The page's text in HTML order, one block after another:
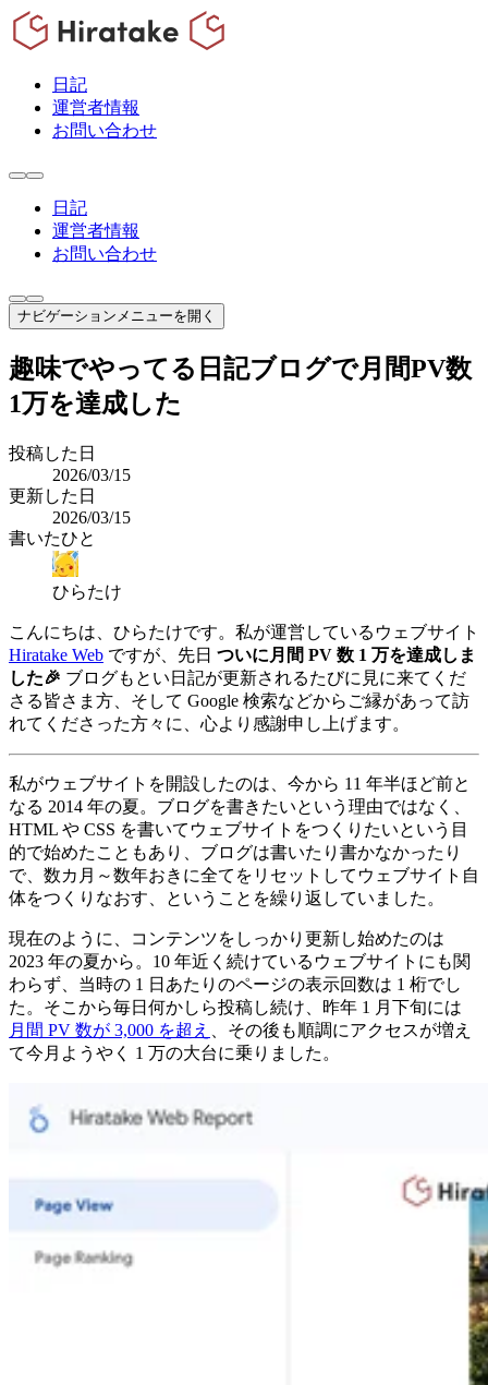
日記
運営者情報
お問い合わせ
日記
運営者情報
お問い合わせ
ナビゲーションメニューを開く
趣味でやってる日記ブログで月間PV数
1万を達成した
投稿した日
2026/03/15
更新した日
2026/03/15
書いたひと
ひらたけ
こんにちは、ひらたけです。私が運営しているウェブサイト
Hiratake Web ですが、先日 ついに月間 PV 数 1 万を達成しま
した🎉 ブログもとい日記が更新されるたびに見に来てくだ
さる皆さま方、そして Google 検索などからご縁があって訪
れてくださった方々に、心より感謝申し上げます。
私がウェブサイトを開設したのは、今から 11 年半ほど前と
なる 2014 年の夏。ブログを書きたいという理由ではなく、
HTML や CSS を書いてウェブサイトをつくりたいという目
的で始めたこともあり、ブログは書いたり書かなかったり
で、数カ月～数年おきに全てをリセットしてウェブサイト自
体をつくりなおす、ということを繰り返していました。
現在のように、コンテンツをしっかり更新し始めたのは
2023 年の夏から。10 年近く続けているウェブサイトにも関
わらず、当時の 1 日あたりのページの表示回数は 1 桁でし
た。そこから毎日何かしら投稿し続け、昨年 1 月下旬には
月間 PV 数が 3,000 を超え
、その後も順調にアクセスが増え
て今月ようやく 1 万の大台に乗りました。